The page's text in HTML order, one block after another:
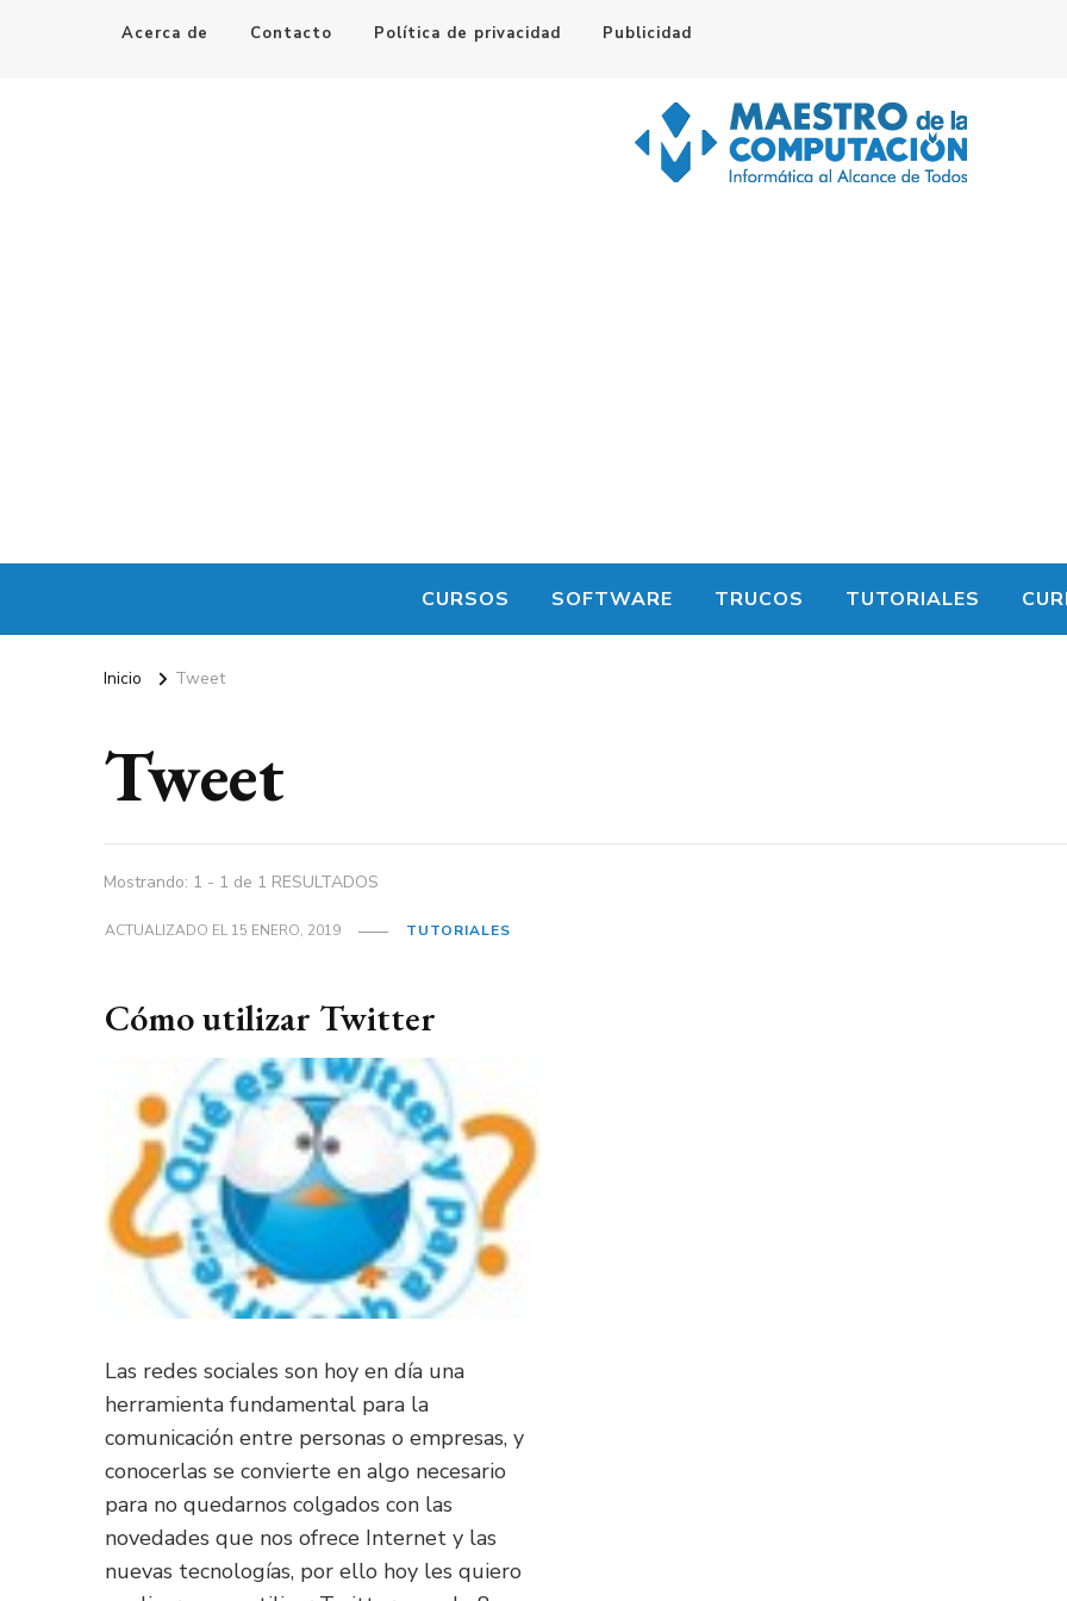
Acerca de Contacto Política de privacidad Publicidad
CURSOS SOFTWARE TRUCOS TUTORIALES
Inicio Tweet
Tweet
Mostrando: 1 - 1 de 1 RESULTADOS
ACTUALIZADO EL15 ENERO, 2019 TUTORIALES
Cómo utilizar Twitter
Las redes sociales son hoy en día una
herramienta fundamental para la
comunicación entre personas o empresas, y
conocerlas se convierte en algo necesario
para no quedarnos colgados con las
novedades que nos ofrece Internet y las
nuevas tecnologías, por ello hoy les quiero